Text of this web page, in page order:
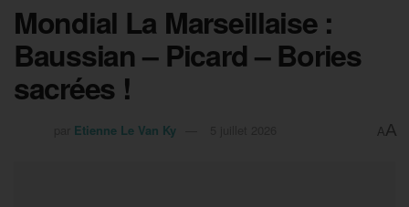
Mondial La Marseillaise :
Baussian – Picard – Bories
sacrées !
Etienne Le Van Ky AA